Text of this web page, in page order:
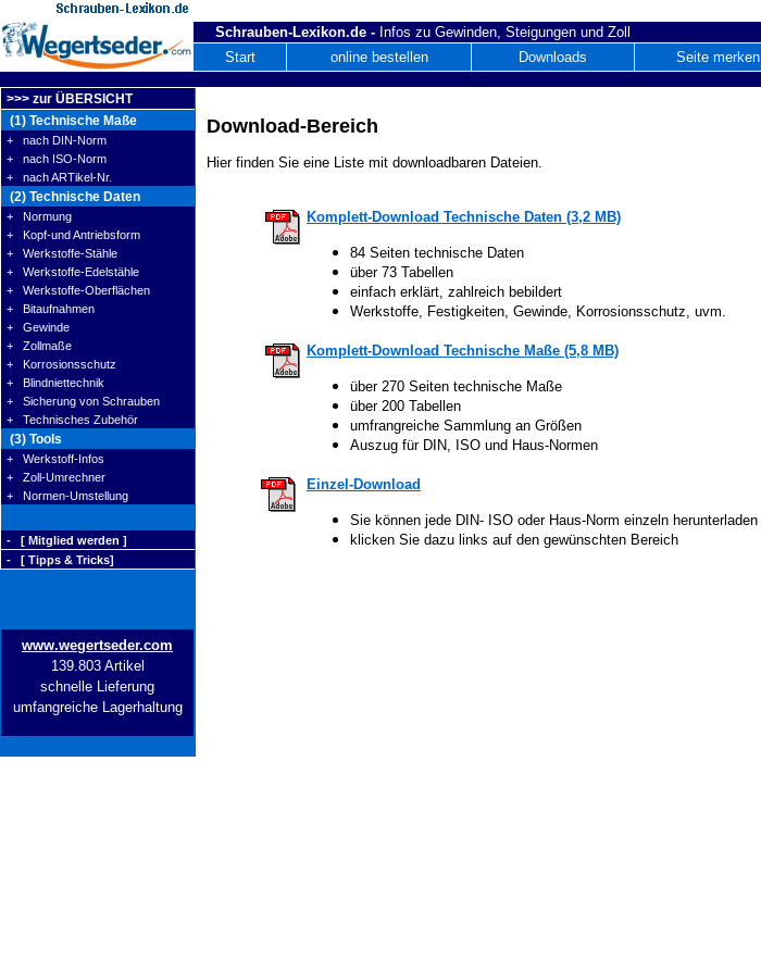
Schrauben-Lexikon.de - Infos zu Gewinden, Steigungen und Zoll
Start
online bestellen Downloads Seite merken
>>> zur ÜBERSICHT
(1) Technische Maße
+ nach DIN-Norm
+ nach ISO-Norm
+ nach ARTikel-Nr.
(2) Technische Daten
+ Normung
+ Kopf-und Antriebsform
+ Werkstoffe-Stähle
+ Werkstoffe-Edelstähle
+ Werkstoffe-Oberflächen
+ Bitaufnahmen
+ Gewinde
+ Zollmaße
+ Korrosionsschutz
+ Blindniettechnik
+ Sicherung von Schrauben
+ Technisches Zubehör
(3) Tools
+ Werkstoff-Infos
+ Zoll-Umrechner
+ Normen-Umstellung
- [ Mitglied werden ]
- [ Tipps & Tricks]
www.wegertseder.com
139.803 Artikel
schnelle Lieferung
umfangreiche Lagerhaltung
Download-Bereich
Hier finden Sie eine Liste mit downloadbaren Dateien.
Komplett-Download Technische Daten (3,2 MB)
84 Seiten technische Daten
über 73 Tabellen
einfach erklärt, zahlreich bebildert
Werkstoffe, Festigkeiten, Gewinde, Korrosionsschutz, uvm.
Komplett-Download Technische Maße (5,8 MB)
über 270 Seiten technische Maße
über 200 Tabellen
umfrangreiche Sammlung an Größen
Auszug für DIN, ISO und Haus-Normen
Einzel-Download
Sie können jede DIN- ISO oder Haus-Norm einzeln herunterladen
klicken Sie dazu links auf den gewünschten Bereich